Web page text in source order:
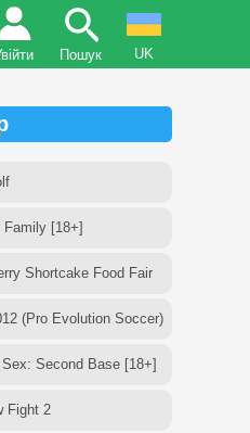
Пошук UK
Family [18+]
Shortcake Food Fair
(Pro Evolution Soccer)
Second Base [18+]
Fight 2